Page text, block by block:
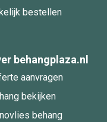
bestellen
behangplaza.nl
aanvragen
bekijken
behang